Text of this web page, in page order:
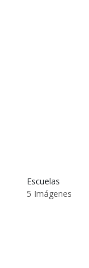
Escuelas
5 Imágenes